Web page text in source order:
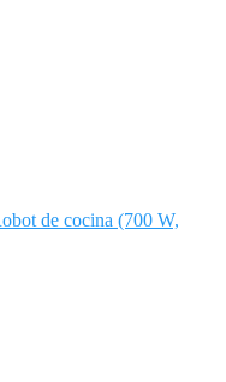
de cocina (700 W,